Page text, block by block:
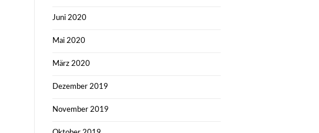
Juni 2020
Mai 2020
März 2020
Dezember 2019
November 2019